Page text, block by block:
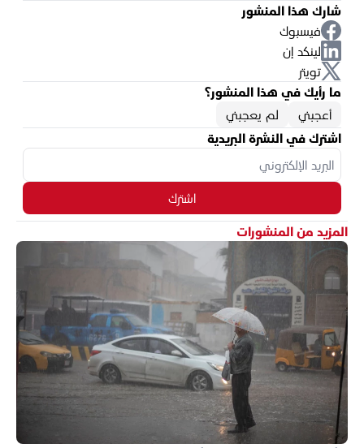
شارك هذا المنشور
فيسبوك
لينكد إن
تويتر
ما رأيك في هذا المنشور؟
أعجبني
لم يعجبني
اشترك في النشرة البريدية
اشترك
المزيد من المنشورات